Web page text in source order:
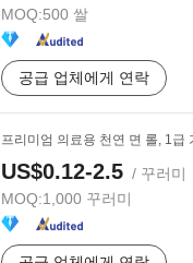
MOQ:500 쌀
공급 업체에게 연락
프리미엄 의료용 천연 면 롤, 1급
US$0.12-2.5 / 꾸러미
MOQ:1,000 꾸러미